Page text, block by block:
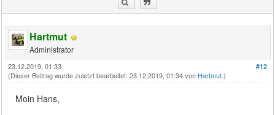
Hartmut
Administrator
#12
23.12.2019, 01:33
(Dieser Beitrag wurde zuletzt bearbeitet: 23.12.2019, 01:34 von Hartmut.)
Moin Hans,